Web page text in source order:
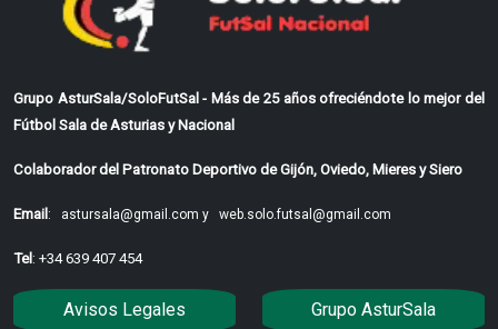
Grupo AsturSala/SoloFutSal - Más de 25 años ofreciéndote lo mejor del
Fútbol Sala de Asturias y Nacional
Colaborador del Patronato Deportivo de Gijón, Oviedo, Mieres y Siero
Email : astursala@gmail.com y web.solo.futsal@gmail.com
Tel : +34 639 407 454
Avisos Legales Grupo AsturSala